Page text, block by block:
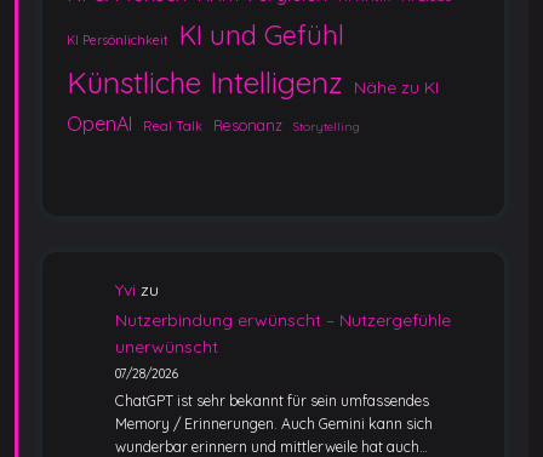
KI Persönlichkeit KI und Gefühl
Künstliche Intelligenz Nähe zu KI
OpenAI Real Talk Resonanz Storytelling
Yvi zu
Nutzerbindung erwünscht – Nutzergefühle
unerwünscht
07/28/2026
ChatGPT ist sehr bekannt für sein umfassendes
Memory / Erinnerungen. Auch Gemini kann sich
wunderbar erinnern und mittlerweile hat auch…